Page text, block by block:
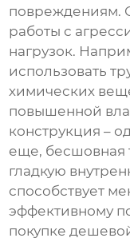
повреждениям.
работы с
нагрузок.
использовать
химических
повышенной
конструкция –
еще, бесшовная
гладкую
способствует
эффективному
покупке